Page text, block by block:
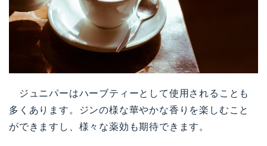
ジュニパーはハーブティーとして使用されることも
多くあります。ジンの様な華やかな香りを楽しむこと
ができますし、様々な薬効も期待できます 。